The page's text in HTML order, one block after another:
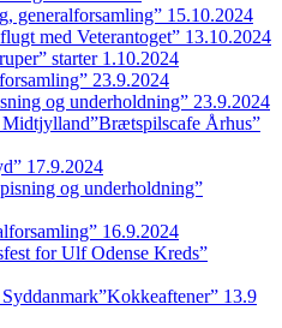
generalforsamling” 15.10.2024
med Veterantoget” 13.10.2024
starter 1.10.2024
23.9.2024
og underholdning” 23.9.2024
Århus”
17.9.2024
og underholdning”
16.9.2024
for Ulf Odense Kreds”
13.9